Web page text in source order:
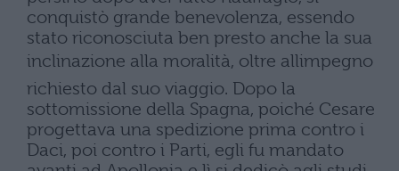
conquistò grande benevolenza, essendo
stato riconosciuta ben presto anche la sua
inclinazione alla moralità, oltre allimpegno
richiesto dal suo viaggio. Dopo la
sottomissione della Spagna, poiché Cesare
progettava una spedizione prima contro i
Daci, poi contro i Parti, egli fu mandato